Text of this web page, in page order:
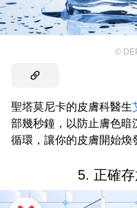
©
聖塔莫尼卡的皮膚科醫生
部幾秒鐘，以防止膚色暗
循環，讓你的皮膚開始煥
5. 正確